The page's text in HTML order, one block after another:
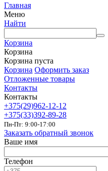
Главная
Меню
Найти
Корзина
Корзина
Корзина пуста
Корзина Оформить заказ
Отложенные товары
Контакты
Контакты
+375(29)962-12-12
+375(33)392-89-28
Пн-Пт: 9:00-17:00
Заказать обратный звонок
Ваше имя
Телефон